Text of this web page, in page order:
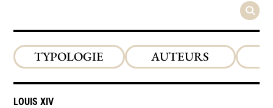
TYPOLOGIE AUTEURS
LOUIS XIV